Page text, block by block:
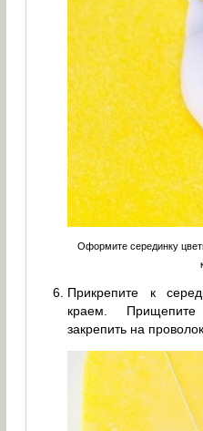
Оформите серединку
Прикрепите к
краем.
закрепить на